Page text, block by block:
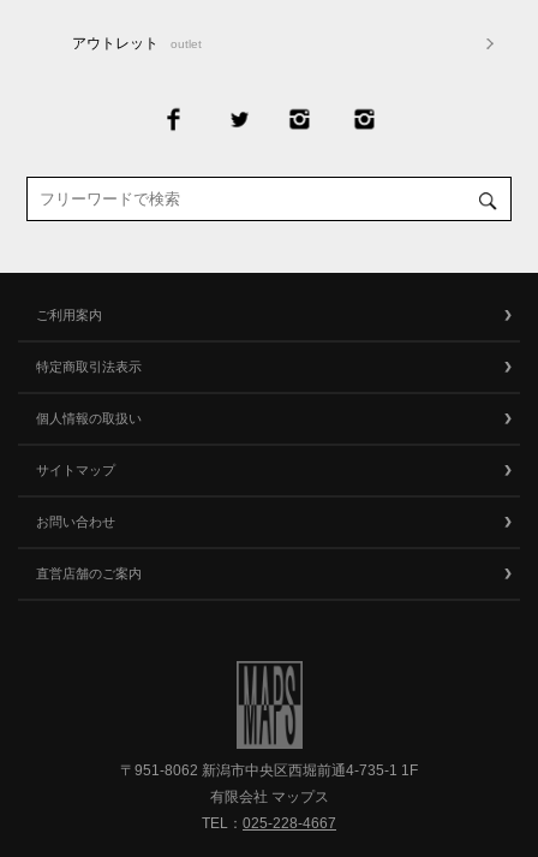
アウトレット outlet
ご利用案内
特定商取引法表示
個人情報の取扱い
サイトマップ
お問い合わせ
直営店舗のご案内
〒951-8062 新潟市中央区西堀前通4-735-1 1F
有限会社 マップス
TEL： 025-228-4667